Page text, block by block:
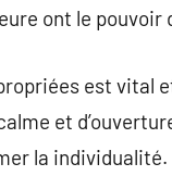
ont le pouvoir
est vital
et
la individualité.